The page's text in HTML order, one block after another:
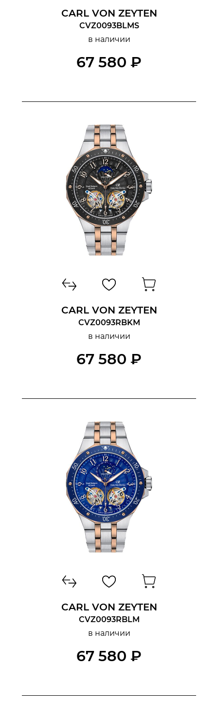
CARL VON ZEYTEN
CVZ0093BLMS
в наличии
67 580 ₽
CARL VON ZEYTEN
CVZ0093RBKM
в наличии
67 580 ₽
CARL VON ZEYTEN
CVZ0093RBLM
в наличии
67 580 ₽